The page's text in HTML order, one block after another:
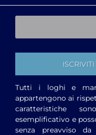
Tutti i loghi e
appartengono ai
caratteristiche
esemplificativo e
senza preavviso